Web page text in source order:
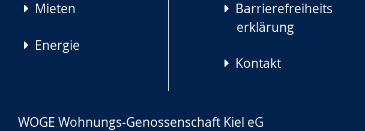
Mieten
Energie
Barrierefreiheits
erklärung
Kontakt
WOGE Wohnungs-Genossenschaft Kiel eG